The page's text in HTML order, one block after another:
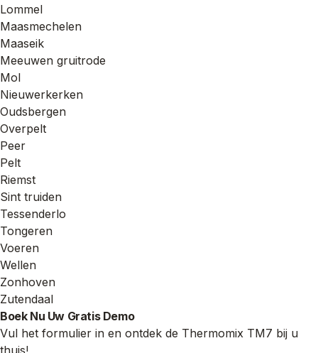
Lommel
Maasmechelen
Maaseik
Meeuwen gruitrode
Mol
Nieuwerkerken
Oudsbergen
Overpelt
Peer
Pelt
Riemst
Sint truiden
Tessenderlo
Tongeren
Voeren
Wellen
Zonhoven
Zutendaal
Boek Nu Uw Gratis Demo
Vul het formulier in en ontdek de Thermomix TM7 bij u
thuis!